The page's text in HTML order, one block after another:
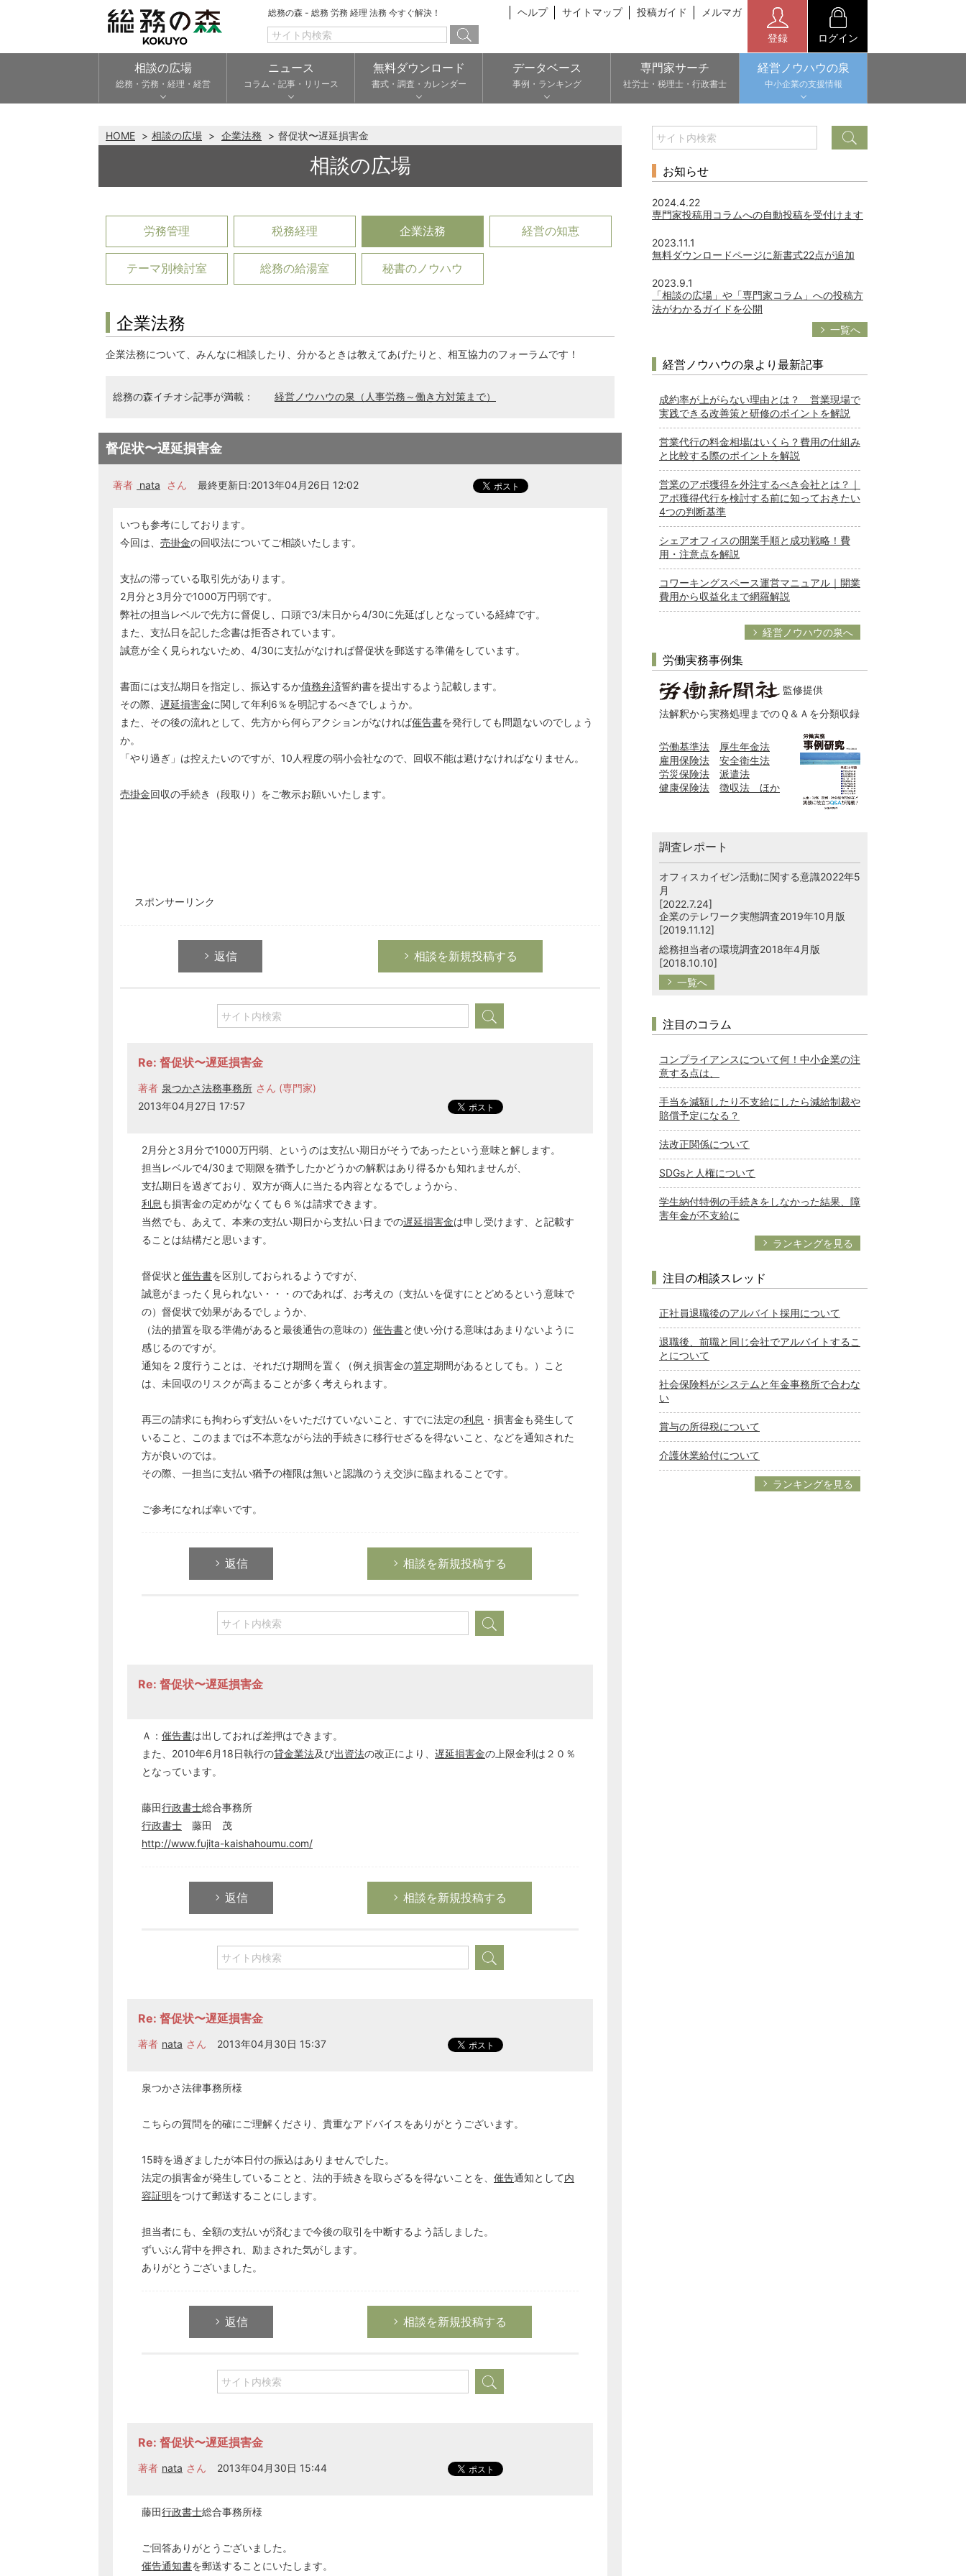
総務の森 - 総務 労務 経理 法務 今すぐ解決！ ヘルプ サイトマップ 投稿ガイド メルマガ
登録 ログイン
相談の広場
総務・労務・経理・経営
ニュース
コラム・記事・リリース
無料ダウンロード
書式・調査・カレンダー
データベース
事例・ランキング
専門家サーチ
社労士・税理士・行政書士
経営ノウハウの泉
中小企業の支援情報
HOME 相談の広場 企業法務 督促状〜遅延損害金
相談の広場
労務管理 税務経理 企業法務 経営の知恵
テーマ別検討室 総務の給湯室 秘書のノウハウ
企業法務
企業法務について、みんなに相談したり、分かるときは教えてあげたりと、相互協力のフォーラムです！
総務の森イチオシ記事が満載： 経営ノウハウの泉（人事労務～働き方対策まで）
督促状〜遅延損害金
著者 nata さん 最終更新日:2013年04月26日 12:02
いつも参考にしております。
今回は、 売掛金の回収法についてご相談いたします。
支払の滞っている取引先があります。
2月分と3月分で1000万円弱です。
弊社の担当レベルで先方に督促し、口頭で3/末日から4/30に先延ばしとなっている経緯です。
また、支払日を記した念書は拒否されています。
誠意が全く見られないため、4/30に支払がなければ督促状を郵送する準備をしています。
書面には支払期日を指定し、振込するか債務弁済誓約書を提出するよう記載します。
その際、 遅延損害金に関して年利6％を明記するべきでしょうか。
また、その後の流れとして、先方から何らアクションがなければ催告書を発行しても問題ないのでしょう
か。
「やり過ぎ」は控えたいのですが、10人程度の弱小会社なので、回収不能は避けなければなりません。
売掛金回収の手続き（段取り）をご教示お願いいたします。
スポンサーリンク
返信 相談を新規投稿する
Re: 督促状〜遅延損害金
著者 泉つかさ法務事務所 さん (専門家)
2013年04月27日 17:57
2月分と3月分で1000万円弱、というのは支払い期日がそうであったという意味と解します。
担当レベルで4/30まで期限を猶予したかどうかの解釈はあり得るかも知れませんが、
支払期日を過ぎており、双方が商人に当たる内容となるでしょうから、
利息 も損害金の定めがなくても６％は請求できます。
当然でも、あえて、本来の支払い期日から支払い日までの遅延損害金は申し受けます、と記載す
ることは結構だと思います。
督促状と催告書を区別しておられるようですが、
誠意がまったく見られない・・・のであれば、お考えの（支払いを促すにとどめるという意味で
の）督促状で効果があるでしょうか、
（法的措置を取る準備があると最後通告の意味の） 催告書と使い分ける意味はあまりないように
感じるのですが。
通知を２度行うことは、それだけ期間を置く（例え損害金の算定期間があるとしても。）こと
は、未回収のリスクが高まることが多く考えられます。
再三の請求にも拘わらず支払いをいただけていないこと、すでに法定の利息 ・損害金も発生して
いること、このままでは不本意ながら法的手続きに移行せざるを得ないこと、などを通知された
方が良いのでは。
その際、一担当に支払い猶予の権限は無いと認識のうえ交渉に臨まれることです。
ご参考になれば幸いです。
返信 相談を新規投稿する
Re: 督促状〜遅延損害金
Ａ： 催告書は出しておれば差押はできます。
また、2010年6月18日執行の貸金業法及び出資法の改正により、 遅延損害金の上限金利は２０％
となっています。
藤田行政書士総合事務所
行政書士 藤田 茂
http://www.fujita-kaishahoumu.com/
返信 相談を新規投稿する
Re: 督促状〜遅延損害金
著者 nata さん 2013年04月30日 15:37
泉つかさ法律事務所様
こちらの質問を的確にご理解くださり、貴重なアドバイスをありがとうございます。
15時を過ぎましたが本日付の振込はありませんでした。
法定の損害金が発生していることと、法的手続きを取らざるを得ないことを、 催告通知として内
容証明をつけて郵送することにします。
担当者にも、全額の支払いが済むまで今後の取引を中断するよう話しました。
ずいぶん背中を押され、励まされた気がします。
ありがとうございました。
返信 相談を新規投稿する
Re: 督促状〜遅延損害金
著者 nata さん 2013年04月30日 15:44
藤田行政書士総合事務所様
ご回答ありがとうございました。
催告通知書を郵送することにいたします。
労務管理
お知らせ
2024.4.22
専門家投稿用コラムへの自動投稿を受付けます
2023.11.1
無料ダウンロードページに新書式22点が追加
2023.9.1
「相談の広場」や「専門家コラム」への投稿方
法がわかるガイドを公開
一覧へ
経営ノウハウの泉より最新記事
成約率が上がらない理由とは？ 営業現場で
実践できる改善策と研修のポイントを解説
営業代行の料金相場はいくら？費用の仕組み
と比較する際のポイントを解説
営業のアポ獲得を外注するべき会社とは？｜
アポ獲得代行を検討する前に知っておきたい
4つの判断基準
シェアオフィスの開業手順と成功戦略！費
用・注意点を解説
コワーキングスペース運営マニュアル｜開業
費用から収益化まで網羅解説
経営ノウハウの泉へ
労働実務事例集
監修提供
法解釈から実務処理までのＱ＆Ａを分類収録
労働基準法
厚生年金法
雇用保険法
安全衛生法
労災保険法
派遣法
健康保険法
徴収法 ほか
調査レポート
オフィスカイゼン活動に関する意識2022年5
月
[2022.7.24]
企業のテレワーク実態調査2019年10月版
[2019.11.12]
総務担当者の環境調査2018年4月版
[2018.10.10]
一覧へ
注目のコラム
コンプライアンスについて何！中小企業の注
意する点は、
手当を減額したり不支給にしたら減給制裁や
賠償予定になる？
法改正関係について
SDGsと人権について
学生納付特例の手続きをしなかった結果、障
害年金が不支給に
ランキングを見る
注目の相談スレッド
正社員退職後のアルバイト採用について
退職後、前職と同じ会社でアルバイトするこ
とについて
社会保険料がシステムと年金事務所で合わな
い
賞与の所得税について
介護休業給付について
ランキングを見る